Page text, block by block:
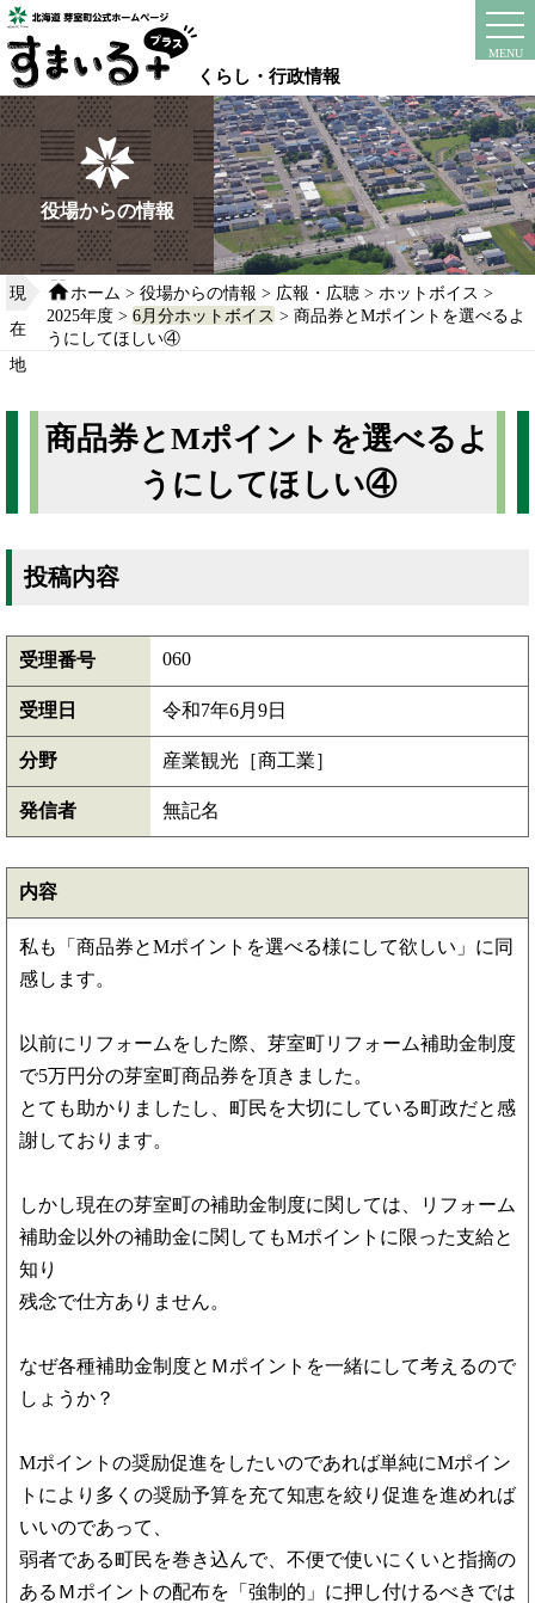
本
文
へ
移
動
る
くらし・行政情報
MENU
instagram
役場からの情報
現
在
地
ホーム >役場からの情報 > 広報・広聴 > ホットボイス >
2025年度 >6月分ホットボイス > 商品券とMポイントを選べるよ
うにしてほしい④
商品券とMポイントを選べるよ
うにしてほしい④
投稿内容
受理番号 060
受理日 令和7年6月9日
分野 産業観光［商工業］
発信者 無記名
内容
私も「商品券とMポイントを選べる様にして欲しい」に同
感します。
以前にリフォームをした際、芽室町リフォーム補助金制度
で5万円分の芽室町商品券を頂きました。
とても助かりましたし、町民を大切にしている町政だと感
謝しております。
しかし現在の芽室町の補助金制度に関しては、リフォーム
補助金以外の補助金に関してもMポイントに限った支給と
知り
残念で仕方ありません。
なぜ各種補助金制度とＭポイントを一緒にして考えるので
しょうか？
Mポイントの奨励促進をしたいのであれば単純にMポイン
トにより多くの奨励予算を充て知恵を絞り促進を進めれば
いいのであって、
弱者である町民を巻き込んで、不便で使いにくいと指摘の
あるＭポイントの配布を「強制的」に押し付けるべきでは